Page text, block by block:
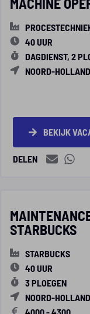
40 UUR
DAGDIENST, 2
NOORD-HOLLAND
BEKIJK
DELEN
STARBUCKS
STARBUCKS
40 UUR
3 PLOEGEN
NOORD-HOLLAND